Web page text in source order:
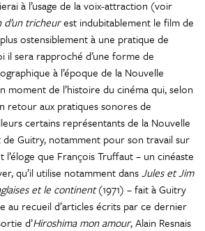
à l’usage de la voix-attraction (voir
d’un tricheurest indubitablement le film de
ostensiblement à une pratique de
il sera rapproché d’une forme de
à l’époque de la Nouvelle
moment de l’histoire du cinéma qui, selon
retour aux pratiques sonores de
certains représentants de la Nouvelle
Guitry, notamment pour son travail sur
l’éloge que François Truffaut – un cinéaste
qu’il utilise notamment dansJules et Jim
et le continent(1971) – fait à Guitry
au recueil d’articles écrits par ce dernier
d’Hiroshima mon amour, Alain Resnais